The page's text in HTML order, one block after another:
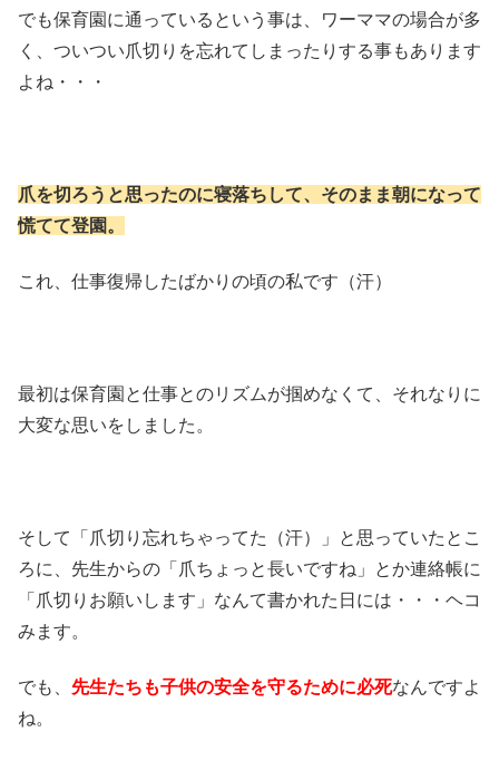
でも保育園に通っているという事は、ワーママの場合が多
く、ついつい爪切りを忘れてしまったりする事もあります
よね・・・
爪を切ろうと思ったのに寝落ちして、そのまま朝になって
慌てて登園。
これ、仕事復帰したばかりの頃の私です（汗）
最初は保育園と仕事とのリズムが掴めなくて、それなりに
大変な思いをしました。
そして「爪切り忘れちゃってた（汗）」と思っていたとこ
ろに、先生からの「爪ちょっと長いですね」とか連絡帳に
「爪切りお願いします」なんて書かれた日には・・・ヘコ
みます。
でも、 先生たちも子供の安全を守るために必死なんですよ
ね。